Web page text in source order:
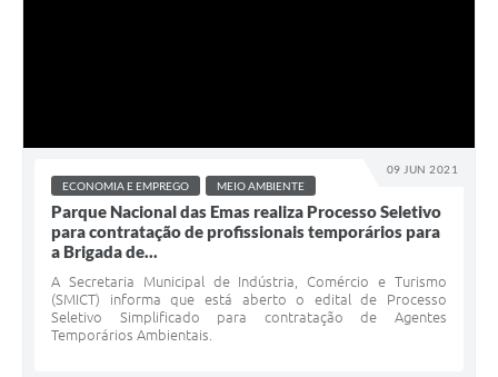
09 JUN 2021
ECONOMIA E EMPREGO
MEIO AMBIENTE
Parque Nacional das Emas realiza Processo Seletivo
para contratação de profissionais temporários para
a Brigada de...
A Secretaria Municipal de Indústria, Comércio e Turismo
(SMICT) informa que está aberto o edital de Processo
Seletivo Simplificado para contratação de Agentes
Temporários Ambientais.